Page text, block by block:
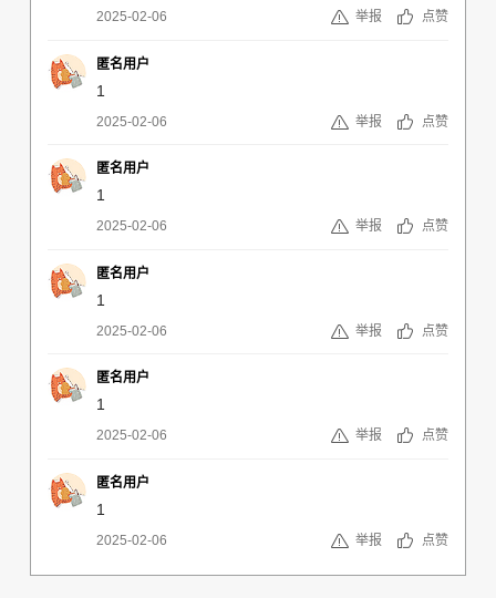
2025-02-06 点赞
举报
匿名用户
1
2025-02-06 点赞
举报
匿名用户
1
2025-02-06 点赞
举报
匿名用户
1
2025-02-06 点赞
举报
匿名用户
1
2025-02-06 点赞
举报
匿名用户
1
2025-02-06 点赞
举报